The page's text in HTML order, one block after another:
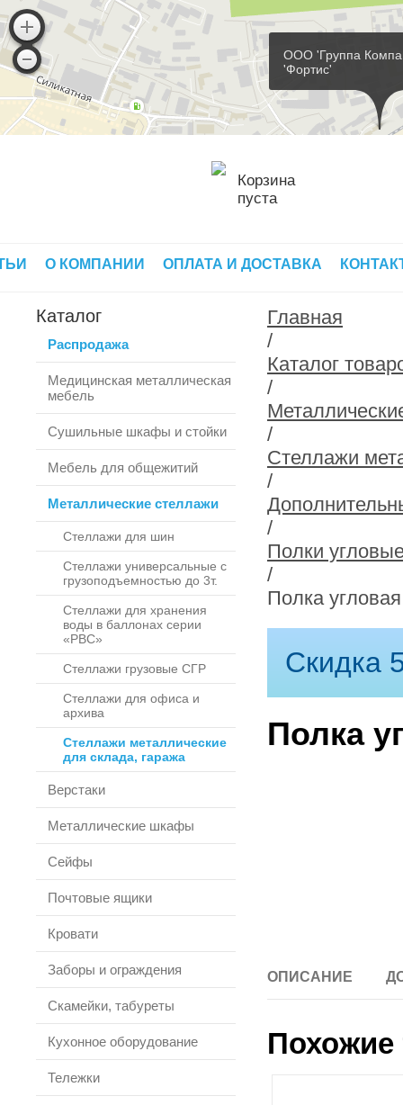
ООО 'Группа
'Фортис'
Корзина
пуста
О КОМПАНИИ ОПЛАТА И ДОСТАВКА
Каталог
Распродажа
Медицинская металлическая
мебель
Сушильные шкафы и стойки
Мебель для общежитий
Металлические стеллажи
Стеллажи для шин
Стеллажи универсальные с
грузоподъемностью до 3т.
Стеллажи для хранения
воды в баллонах серии
«РВС»
Стеллажи грузовые СГР
Стеллажи для офиса и
архива
Стеллажи металлические
для склада, гаража
Верстаки
Металлические шкафы
Сейфы
Почтовые ящики
Кровати
Заборы и ограждения
Скамейки, табуреты
Кухонное оборудование
Тележки
Главная
/
Каталог
/
/
Стеллажи
/
/
Полки
/
Полка
Скидка
Полка
ОПИСАНИЕ